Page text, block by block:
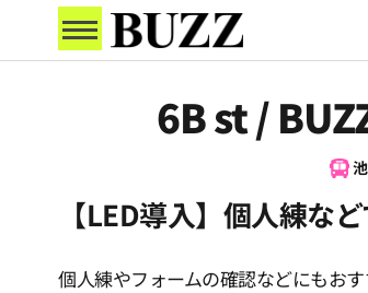
6B st /
【LED導入】個人練な
個人練やフォームの確認などにもおす